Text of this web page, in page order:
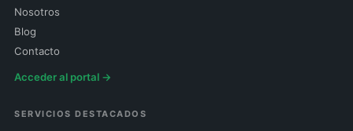
Nosotros
Blog
Contacto
Acceder al portal →
SERVICIOS DESTACADOS